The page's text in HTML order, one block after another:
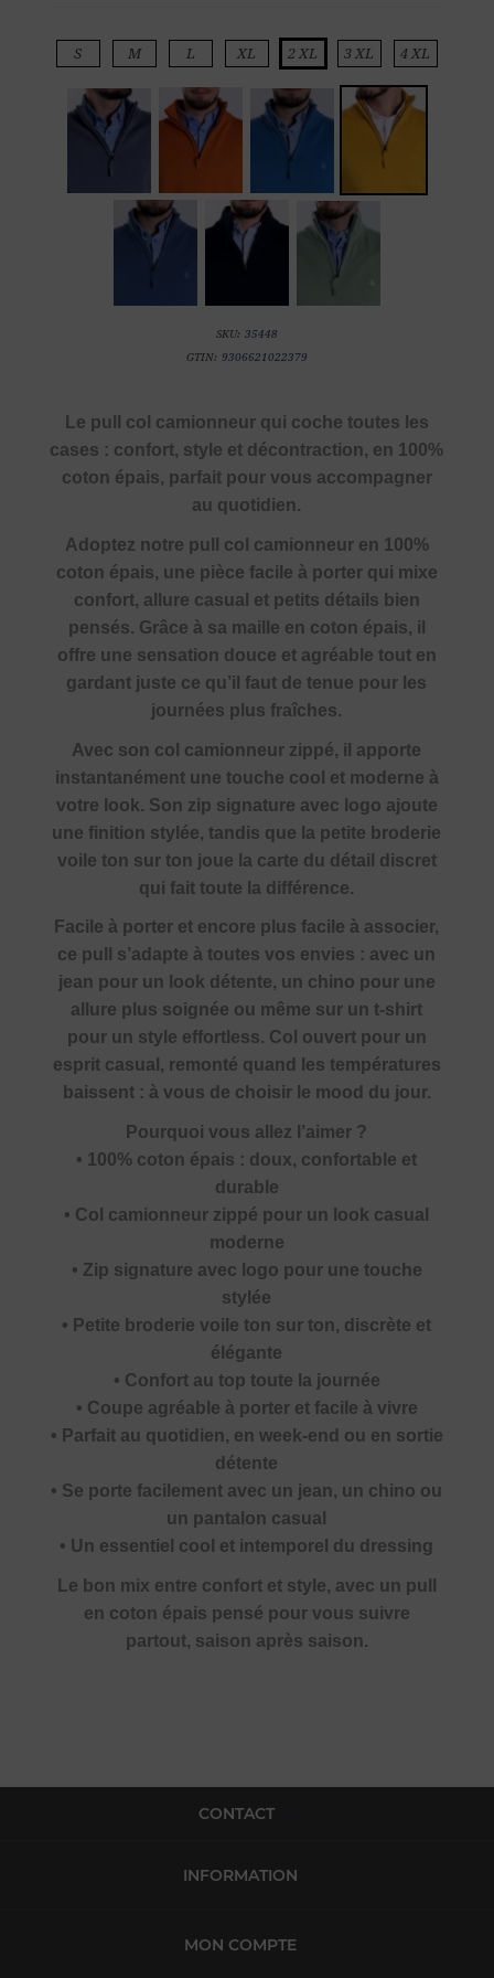
S M L XL 2 XL 3 XL 4 XL
SKU: 35448
GTIN: 9306621022379
Le pull col camionneur qui coche toutes les
cases : confort, style et décontraction, en 100%
coton épais, parfait pour vous accompagner
au quotidien.
Adoptez notre pull col camionneur en 100%
coton épais, une pièce facile à porter qui mixe
confort, allure casual et petits détails bien
pensés. Grâce à sa maille en coton épais, il
offre une sensation douce et agréable tout en
gardant juste ce qu’il faut de tenue pour les
journées plus fraîches.
Avec son col camionneur zippé, il apporte
instantanément une touche cool et moderne à
votre look. Son zip signature avec logo ajoute
une finition stylée, tandis que la petite broderie
voile ton sur ton joue la carte du détail discret
qui fait toute la différence.
Facile à porter et encore plus facile à associer,
ce pull s’adapte à toutes vos envies : avec un
jean pour un look détente, un chino pour une
allure plus soignée ou même sur un t-shirt
pour un style effortless. Col ouvert pour un
esprit casual, remonté quand les températures
baissent : à vous de choisir le mood du jour.
Pourquoi vous allez l’aimer ?
• 100% coton épais : doux, confortable et
durable
• Col camionneur zippé pour un look casual
moderne
• Zip signature avec logo pour une touche
stylée
• Petite broderie voile ton sur ton, discrète et
élégante
• Confort au top toute la journée
• Coupe agréable à porter et facile à vivre
• Parfait au quotidien, en week-end ou en sortie
détente
• Se porte facilement avec un jean, un chino ou
un pantalon casual
• Un essentiel cool et intemporel du dressing
Le bon mix entre confort et style, avec un pull
en coton épais pensé pour vous suivre
partout, saison après saison.
CONTACT
INFORMATION
MON COMPTE